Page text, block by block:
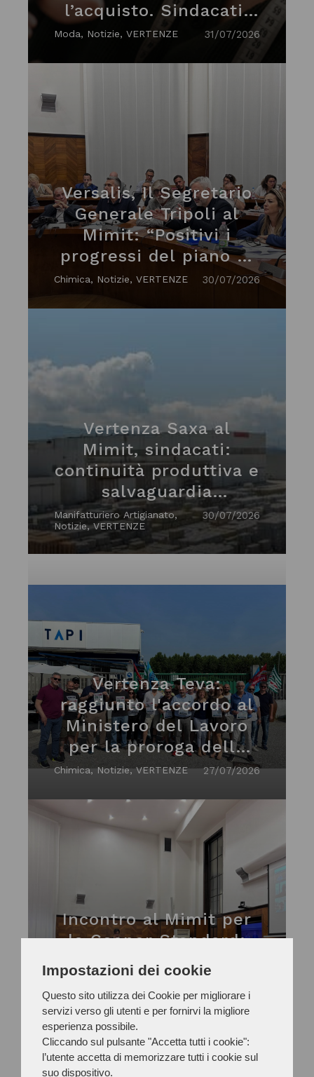
Impostazioni dei cookie
Questo sito utilizza dei Cookie per migliorare i
servizi verso gli utenti e per fornirvi la migliore
esperienza possibile.
Cliccando sul pulsante "Accetta tutti i cookie":
l’utente accetta di memorizzare tutti i cookie sul
suo dispositivo.
l’acquisto. Sindacati:
"Garanzie su
Moda, Notizie, VERTENZE 31/07/2026
Versalis, Il Segretario
Generale Tripoli al
Mimit: “Positivi i
progressi del piano di
trasformazione"
Chimica, Notizie, VERTENZE 30/07/2026
Vertenza Saxa al
Mimit, sindacati:
continuità produttiva e
salvaguardia
occupazionale. nuovo
incontro il 7
settembre
Manifatturiero Artigianato,
Notizie, VERTENZE
30/07/2026
Vertenza Teva:
raggiunto l'accordo al
Ministero del Lavoro
per la proroga della
procedura di
settembre
Chimica, Notizie, VERTENZE 27/07/2026
Incontro al Mimit per
la Cooper Standard:
due, a oggi, le aziende
stabilimento di
Battipaglia (Salerno)
Manifatturiero Artigianato,
Notizie, VERTENZE
14/07/2026